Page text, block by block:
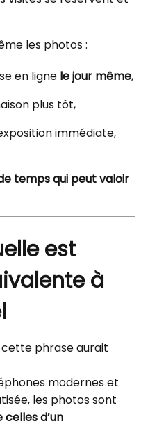
les photos :
en ligne le jour même,
plus tôt,
immédiate,
temps qui peut valoir
est
à
cette phrase aurait
modernes et
les photos sont
d’un